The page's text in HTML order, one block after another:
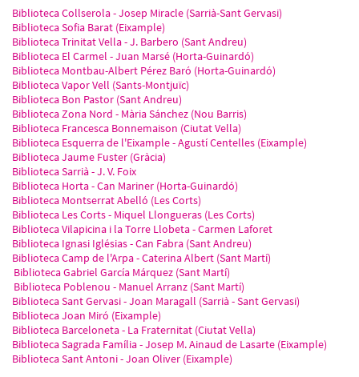
Biblioteca Collserola - Josep Miracle (Sarrià-Sant Gervasi)
Biblioteca Sofia Barat (Eixample)
Biblioteca Trinitat Vella - J. Barbero (Sant Andreu)
Biblioteca El Carmel - Juan Marsé (Horta-Guinardó)
Biblioteca Montbau-Albert Pérez Baró (Horta-Guinardó)
Biblioteca Vapor Vell (Sants-Montjuïc)
Biblioteca Bon Pastor (Sant Andreu)
Biblioteca Zona Nord - Mària Sánchez (Nou Barris)
Biblioteca Francesca Bonnemaison (Ciutat Vella)
Biblioteca Esquerra de l'Eixample - Agustí Centelles (Eixample)
Biblioteca Jaume Fuster (Gràcia)
Biblioteca Sarrià - J. V. Foix
Biblioteca Horta - Can Mariner (Horta-Guinardó)
Biblioteca Montserrat Abelló (Les Corts)
Biblioteca Les Corts - Miquel Llongueras (Les Corts)
Biblioteca Vilapicina i la Torre Llobeta - Carmen Laforet
Biblioteca Ignasi Iglésias - Can Fabra (Sant Andreu)
Biblioteca Camp de l'Arpa - Caterina Albert (Sant Martí)
Biblioteca Gabriel García Márquez (Sant Martí)
Biblioteca Poblenou - Manuel Arranz (Sant Martí)
Biblioteca Sant Gervasi - Joan Maragall (Sarrià - Sant Gervasi)
Biblioteca Joan Miró (Eixample)
Biblioteca Barceloneta - La Fraternitat (Ciutat Vella)
Biblioteca Sagrada Família - Josep M. Ainaud de Lasarte (Eixample)
Biblioteca Sant Antoni - Joan Oliver (Eixample)